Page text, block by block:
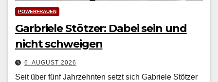
POWERFRAUEN
Garbriele Stötzer: Dabei sein und
nicht schweigen
6. AUGUST 2026
Seit über fünf Jahrzehn­ten set­zt sich Gabriele Stötzer